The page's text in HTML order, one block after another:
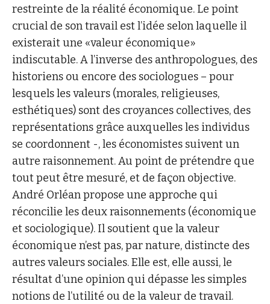
restreinte de la réalité économique. Le point
crucial de son travail est l’idée selon laquelle il
existerait une «valeur économique»
indiscutable. A l’inverse des anthropologues, des
historiens ou encore des sociologues – pour
lesquels les valeurs (morales, religieuses,
esthétiques) sont des croyances collectives, des
représentations grâce auxquelles les individus
se coordonnent -, les économistes suivent un
autre raisonnement. Au point de prétendre que
tout peut être mesuré, et de façon objective.
André Orléan propose une approche qui
réconcilie les deux raisonnements (économique
et sociologique). Il soutient que la valeur
économique n’est pas, par nature, distincte des
autres valeurs sociales. Elle est, elle aussi, le
résultat d’une opinion qui dépasse les simples
notions de l’utilité ou de la valeur de travail.